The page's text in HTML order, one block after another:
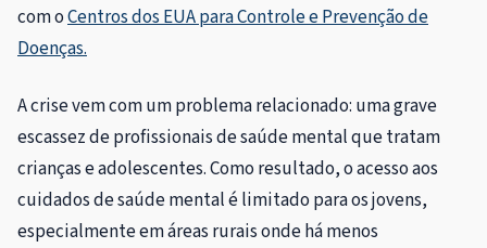
com oCentros dos EUA para Controle e Prevenção de
Doenças.
A crise vem com um problema relacionado: uma grave
escassez de profissionais de saúde mental que tratam
crianças e adolescentes. Como resultado, o acesso aos
cuidados de saúde mental é limitado para os jovens,
especialmente em áreas rurais onde há menos